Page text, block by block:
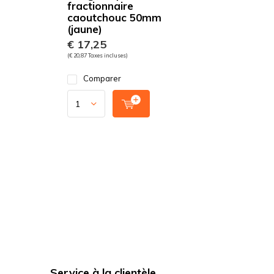
fractionnaire
caoutchouc 50mm
(jaune)
€ 17,25
(€ 20,87 Taxes incluses)
Comparer